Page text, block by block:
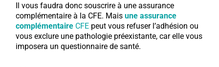
Il vous faudra donc souscrire à une assurance
complémentaire à la CFE. Maisune assurance
complémentaire CFE peut vous refuser l’adhésion ou
vous exclure une pathologie préexistante, car elle vous
imposera un questionnaire de santé.